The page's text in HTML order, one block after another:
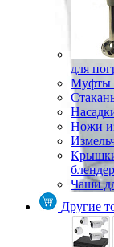
для
Муфты
Ножи
Чаши
Другие